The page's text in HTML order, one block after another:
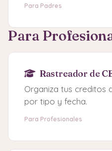
Para Padres
Para
Rastreador de
Organiza tus creditos
por tipo y fecha.
Para Profesionales